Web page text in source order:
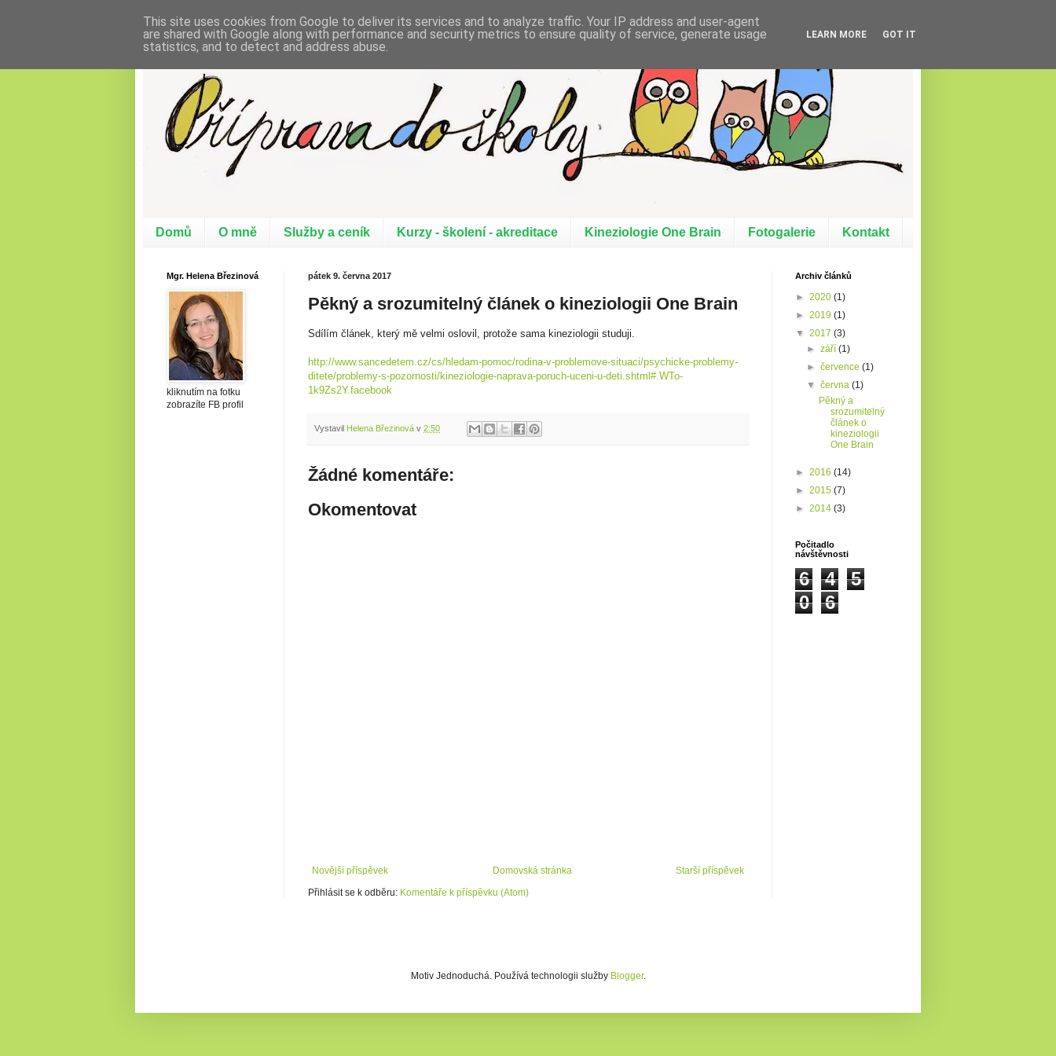
Domů O mně Služby a ceník Kurzy - školení - akreditace Kineziologie One Brain Fotogalerie Kontakt
pátek 9. června 2017
Pěkný a srozumitelný článek o kineziologii One Brain
Sdílím článek, který mě velmi oslovil, protože sama kineziologii studuji.
http://www.sancedetem.cz/cs/hledam-pomoc/rodina-v-problemove-situaci/psychicke-problemy-
ditete/problemy-s-pozornosti/kineziologie-naprava-poruch-uceni-u-deti.shtml#.WTo-
1k9Zs2Y.facebook
Vystavil Helena Březinová v 2:50
Žádné komentáře:
Okomentovat
Novější příspěvek Starší příspěvek
Domovská stránka
Přihlásit se k odběru: Komentáře k příspěvku (Atom)
Mgr. Helena Březinová
kliknutím na fotku
zobrazíte FB profil
Archiv článků
► 2020 (1)
► 2019 (1)
▼ 2017 (3)
►září(1)
►července(1)
▼června(1)
Pěkný a
srozumitelný
článek o
kineziologii
One Brain
► 2016 (14)
► 2015 (7)
► 2014 (3)
Počitadlo
návštěvnosti
6 4
5
0
6
Motiv Jednoduchá. Používá technologii služby Blogger.
This site uses cookies from Google to deliver its services and to analyze traffic. Your IP address and user-agent
are shared with Google along with performance and security metrics to ensure quality of service, generate usage
statistics, and to detect and address abuse.
LEARN MORE GOT IT